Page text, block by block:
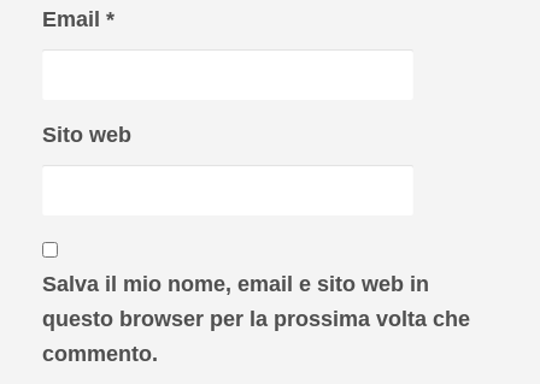
Email *
Sito web
Salva il mio nome, email e sito web in
questo browser per la prossima volta che
commento.